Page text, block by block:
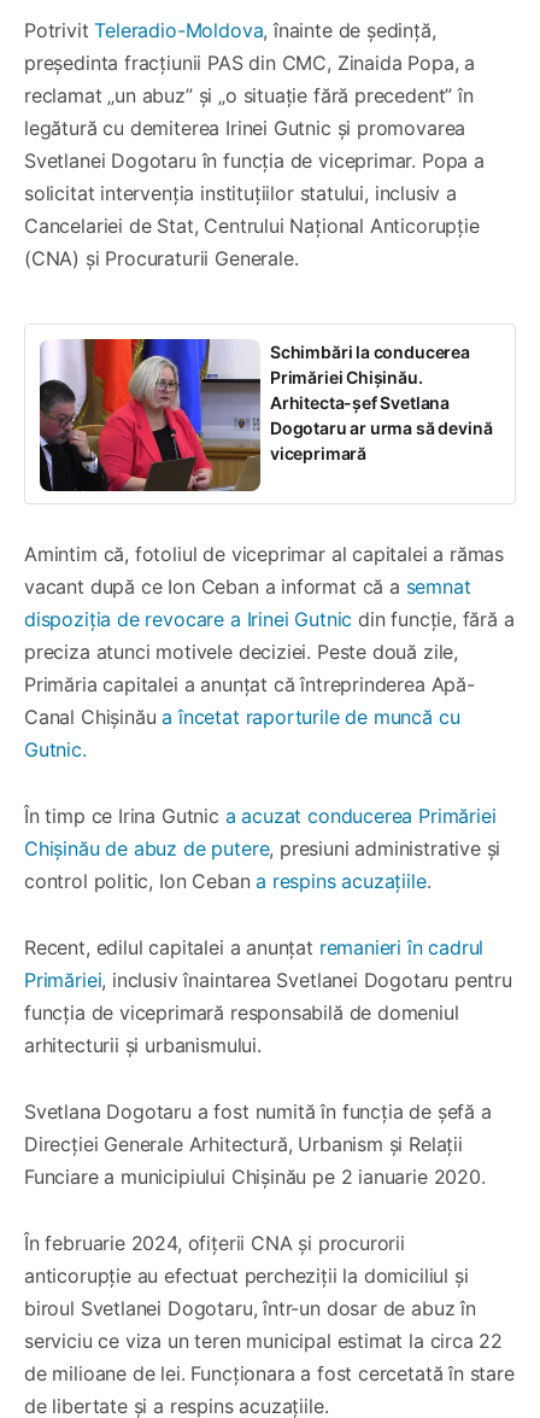
PotrivitTeleradio-Moldova, înainte de ședință,
președinta fracțiunii PAS din CMC, Zinaida Popa, a
reclamat „un abuz” și „o situație fără precedent” în
legătură cu demiterea Irinei Gutnic și promovarea
Svetlanei Dogotaru în funcția de viceprimar. Popa a
solicitat intervenția instituțiilor statului, inclusiv a
Cancelariei de Stat, Centrului Național Anticorupție
(CNA) și Procuraturii Generale.
Schimbări la conducerea
Primăriei Chișinău.
Arhitecta-șef Svetlana
Dogotaru ar urma să devină
viceprimară
Amintim că, fotoliul de viceprimar al capitalei a rămas
vacant după ce Ion Ceban a informat că a semnat
dispoziția de revocare a Irinei Gutnic din funcție, fără a
preciza atunci motivele deciziei. Peste două zile,
Primăria capitalei a anunțat că întreprinderea Apă-
Canal Chișinăua încetat raporturile de muncă cu
Gutnic.
În timp ce Irina Gutnic a acuzat conducerea Primăriei
Chișinău de abuz de putere, presiuni administrative și
control politic, Ion Cebana respins acuzațiile.
Recent, edilul capitalei a anunțat remanieri în cadrul
Primăriei, inclusiv înaintarea Svetlanei Dogotaru pentru
funcția de viceprimară responsabilă de domeniul
arhitecturii și urbanismului.
Svetlana Dogotaru a fost numită în funcția de șefă a
Direcției Generale Arhitectură, Urbanism și Relații
Funciare a municipiului Chișinău pe 2 ianuarie 2020.
În februarie 2024, ofițerii CNA și procurorii
anticorupție au efectuat percheziții la domiciliul și
biroul Svetlanei Dogotaru, într-un dosar de abuz în
serviciu ce viza un teren municipal estimat la circa 22
de milioane de lei. Funcționara a fost cercetată în stare
de libertate și a respins acuzațiile.